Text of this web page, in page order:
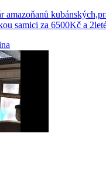
amazoňanů
samici za 6500Kč a